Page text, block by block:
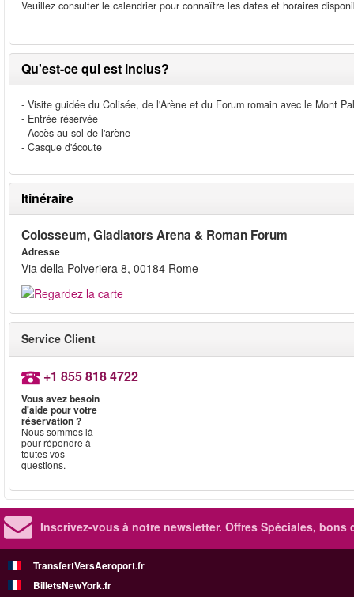
Veuillez consulter le calendrier pour connaître les dates et horaires
Qu'est-ce qui est inclus?
- Visite guidée du Colisée, de l'Arène et du Forum romain avec le Mont
- Entrée réservée
- Accès au sol de l'arène
- Casque d'écoute
Itinéraire
Colosseum, Gladiators Arena & Roman Forum
Adresse
Via della Polveriera 8, 00184 Rome
Service Client
+1 855 818 4722
Vous avez besoin
d'aide pour votre
réservation ?
Nous sommes là
pour répondre à
toutes vos
questions.
Inscrivez-vous à notre newsletter. Offres Spéciales, bons
TransfertVersAeroport.fr
BilletsNewYork.fr